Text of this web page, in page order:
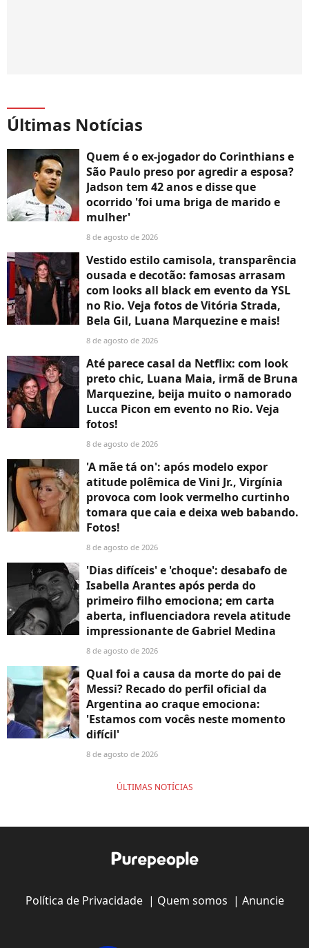
Últimas Notícias
Quem é o ex-jogador do Corinthians e
São Paulo preso por agredir a esposa?
Jadson tem 42 anos e disse que
ocorrido 'foi uma briga de marido e
mulher'
8 de agosto de 2026
Vestido estilo camisola, transparência
ousada e decotão: famosas arrasam
com looks all black em evento da YSL
no Rio. Veja fotos de Vitória Strada,
Bela Gil, Luana Marquezine e mais!
8 de agosto de 2026
Até parece casal da Netflix: com look
preto chic, Luana Maia, irmã de Bruna
Marquezine, beija muito o namorado
Lucca Picon em evento no Rio. Veja
fotos!
8 de agosto de 2026
'A mãe tá on': após modelo expor
atitude polêmica de Vini Jr., Virgínia
provoca com look vermelho curtinho
tomara que caia e deixa web babando.
Fotos!
8 de agosto de 2026
'Dias difíceis' e 'choque': desabafo de
Isabella Arantes após perda do
primeiro filho emociona; em carta
aberta, influenciadora revela atitude
impressionante de Gabriel Medina
8 de agosto de 2026
Qual foi a causa da morte do pai de
Messi? Recado do perfil oficial da
Argentina ao craque emociona:
'Estamos com vocês neste momento
difícil'
8 de agosto de 2026
ÚLTIMAS NOTÍCIAS
Política de Privacidade| Quem somos | Anuncie